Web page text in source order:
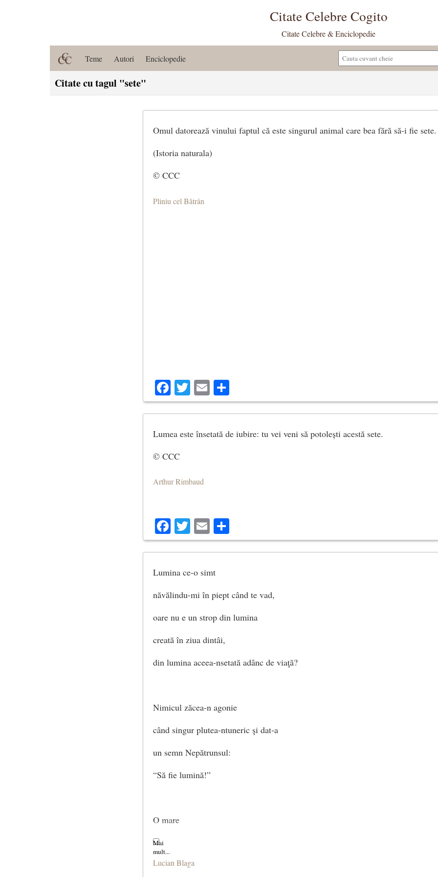
Citate Celebre Cogito
Citate Celebre & Enciclopedie
Teme Autori Enciclopedie
Citate cu tagul "sete"
Omul datorează vinului faptul că este singurul animal care bea fără să-i fie sete.
(Istoria naturala)
© CCC
Pliniu cel Bătrân
Facebook
Twitter
Email
Lumea este însetată de iubire: tu vei veni să potolești acestă sete.
© CCC
Arthur Rimbaud
Facebook
Twitter
Email
Lumina ce-o simt
năvălindu-mi în piept când te vad,
oare nu e un strop din lumina
creată în ziua dintâi,
din lumina aceea-nsetată adânc de viaţă?
Nimicul zăcea-n agonie
când singur plutea-ntuneric şi dat-a
un semn Nepătrunsul:
“Să fie lumină!”
O mare
şi-un vifor nebun de lumină
facutu-s-a-n clipa:
Lucian Blaga